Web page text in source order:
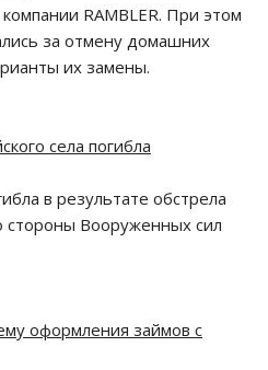
RAMBLER. При этом
за отмену домашних
их замены.
села погибла
в результате обстрела
стороны Вооруженных сил
оформления займов с